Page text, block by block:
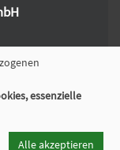
essenzielle
Alle akzeptieren